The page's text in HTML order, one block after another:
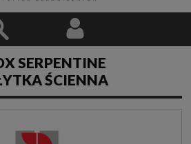
SERPENTINE
ŚCIENNA